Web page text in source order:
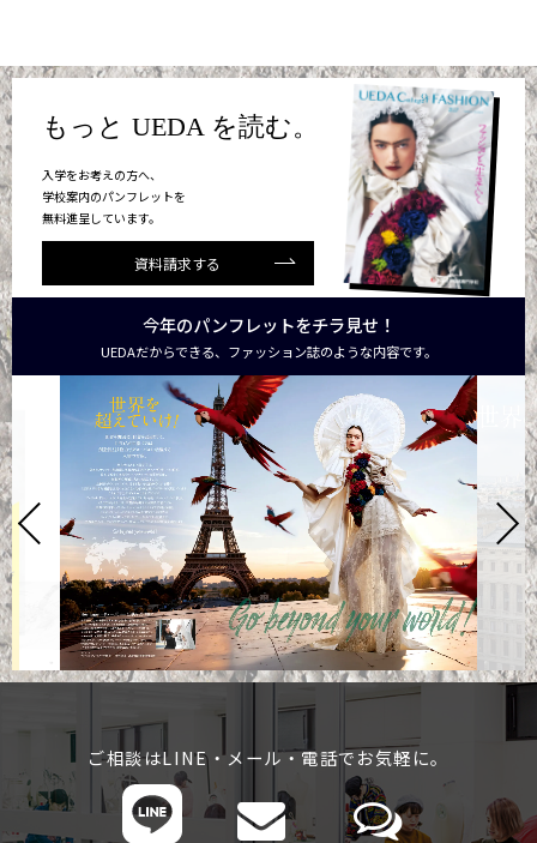
もっと UEDA を読む。
入学をお考えの方へ、
学校案内のパンフレットを
無料進呈しています。
資料請求する
今年のパンフレットをチラ見せ！
UEDAだからできる、ファッション誌のような内容です。
ご相談はLINE・メール・電話でお気軽に。